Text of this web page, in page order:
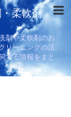
柔軟剤
剤や柔軟剤のお
リーニングの活
する情報をまと